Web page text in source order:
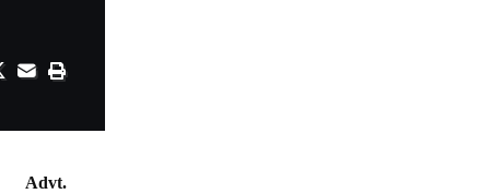
Advt.